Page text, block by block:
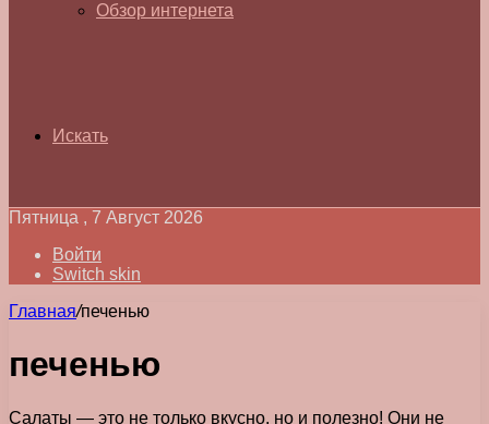
Обзор интернета
Искать
Пятница , 7 Август 2026
Войти
Switch skin
Главная/печенью
печенью
Салаты — это не только вкусно, но и полезно! Они не